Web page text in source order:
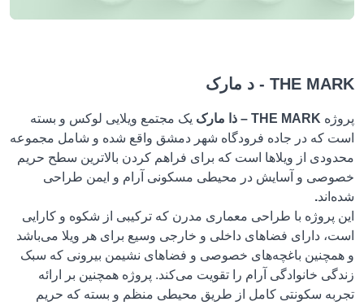
THE MARK - د مارک
پروژه THE MARK – ذا مارک یک مجتمع ویلایی لوکس و بسته
است که در جاده فرودگاه شهر دمشق واقع شده و شامل مجموعه
محدودی از ویلاها است که برای فراهم کردن بالاترین سطح حریم
خصوصی و آسایش در محیطی مسکونی آرام و ایمن طراحی
شده‌اند.
این پروژه با طراحی معماری مدرن که ترکیبی از شکوه و کارایی
است، دارای فضاهای داخلی و خارجی وسیع برای هر ویلا می‌باشد
و همچنین باغچه‌های خصوصی و فضاهای نشیمن بیرونی که سبک
زندگی خانوادگی آرام را تقویت می‌کند. پروژه همچنین بر ارائه
تجربه سکونتی کامل از طریق محیطی منظم و بسته که حریم